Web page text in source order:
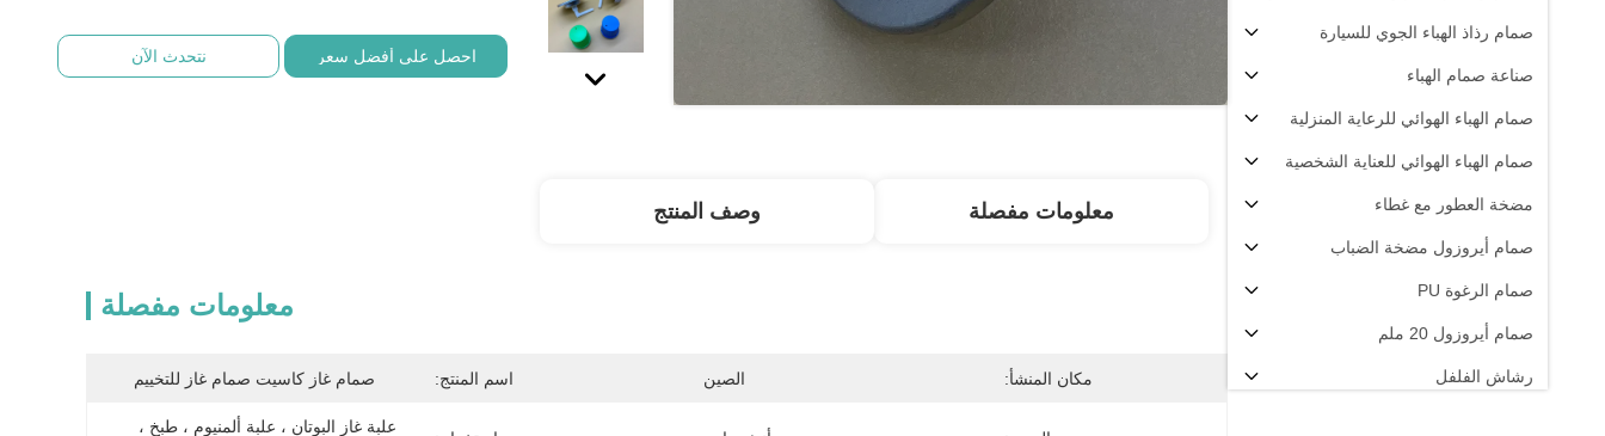
صمام رذاذ الهباء الجوي للسيارة
صناعة صمام الهباء
صمام الهباء الهوائي للرعاية المنزلية
صمام الهباء الهوائي للعناية الشخصية
مضخة العطور مع غطاء
صمام أيروزول مضخة الضباب
صمام الرغوة PU
صمام أيروزول 20 ملم
رشاش الفلفل
احصل على أفضل سعر نتحدث الآن
معلومات مفصلة وصف المنتج
معلومات مفصلة
مكان المنشأ: الصين اسم المنتج: صمام غاز كاسيت صمام غاز للتخييم